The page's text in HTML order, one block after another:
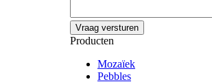
Producten
Mozaïek
Pebbles